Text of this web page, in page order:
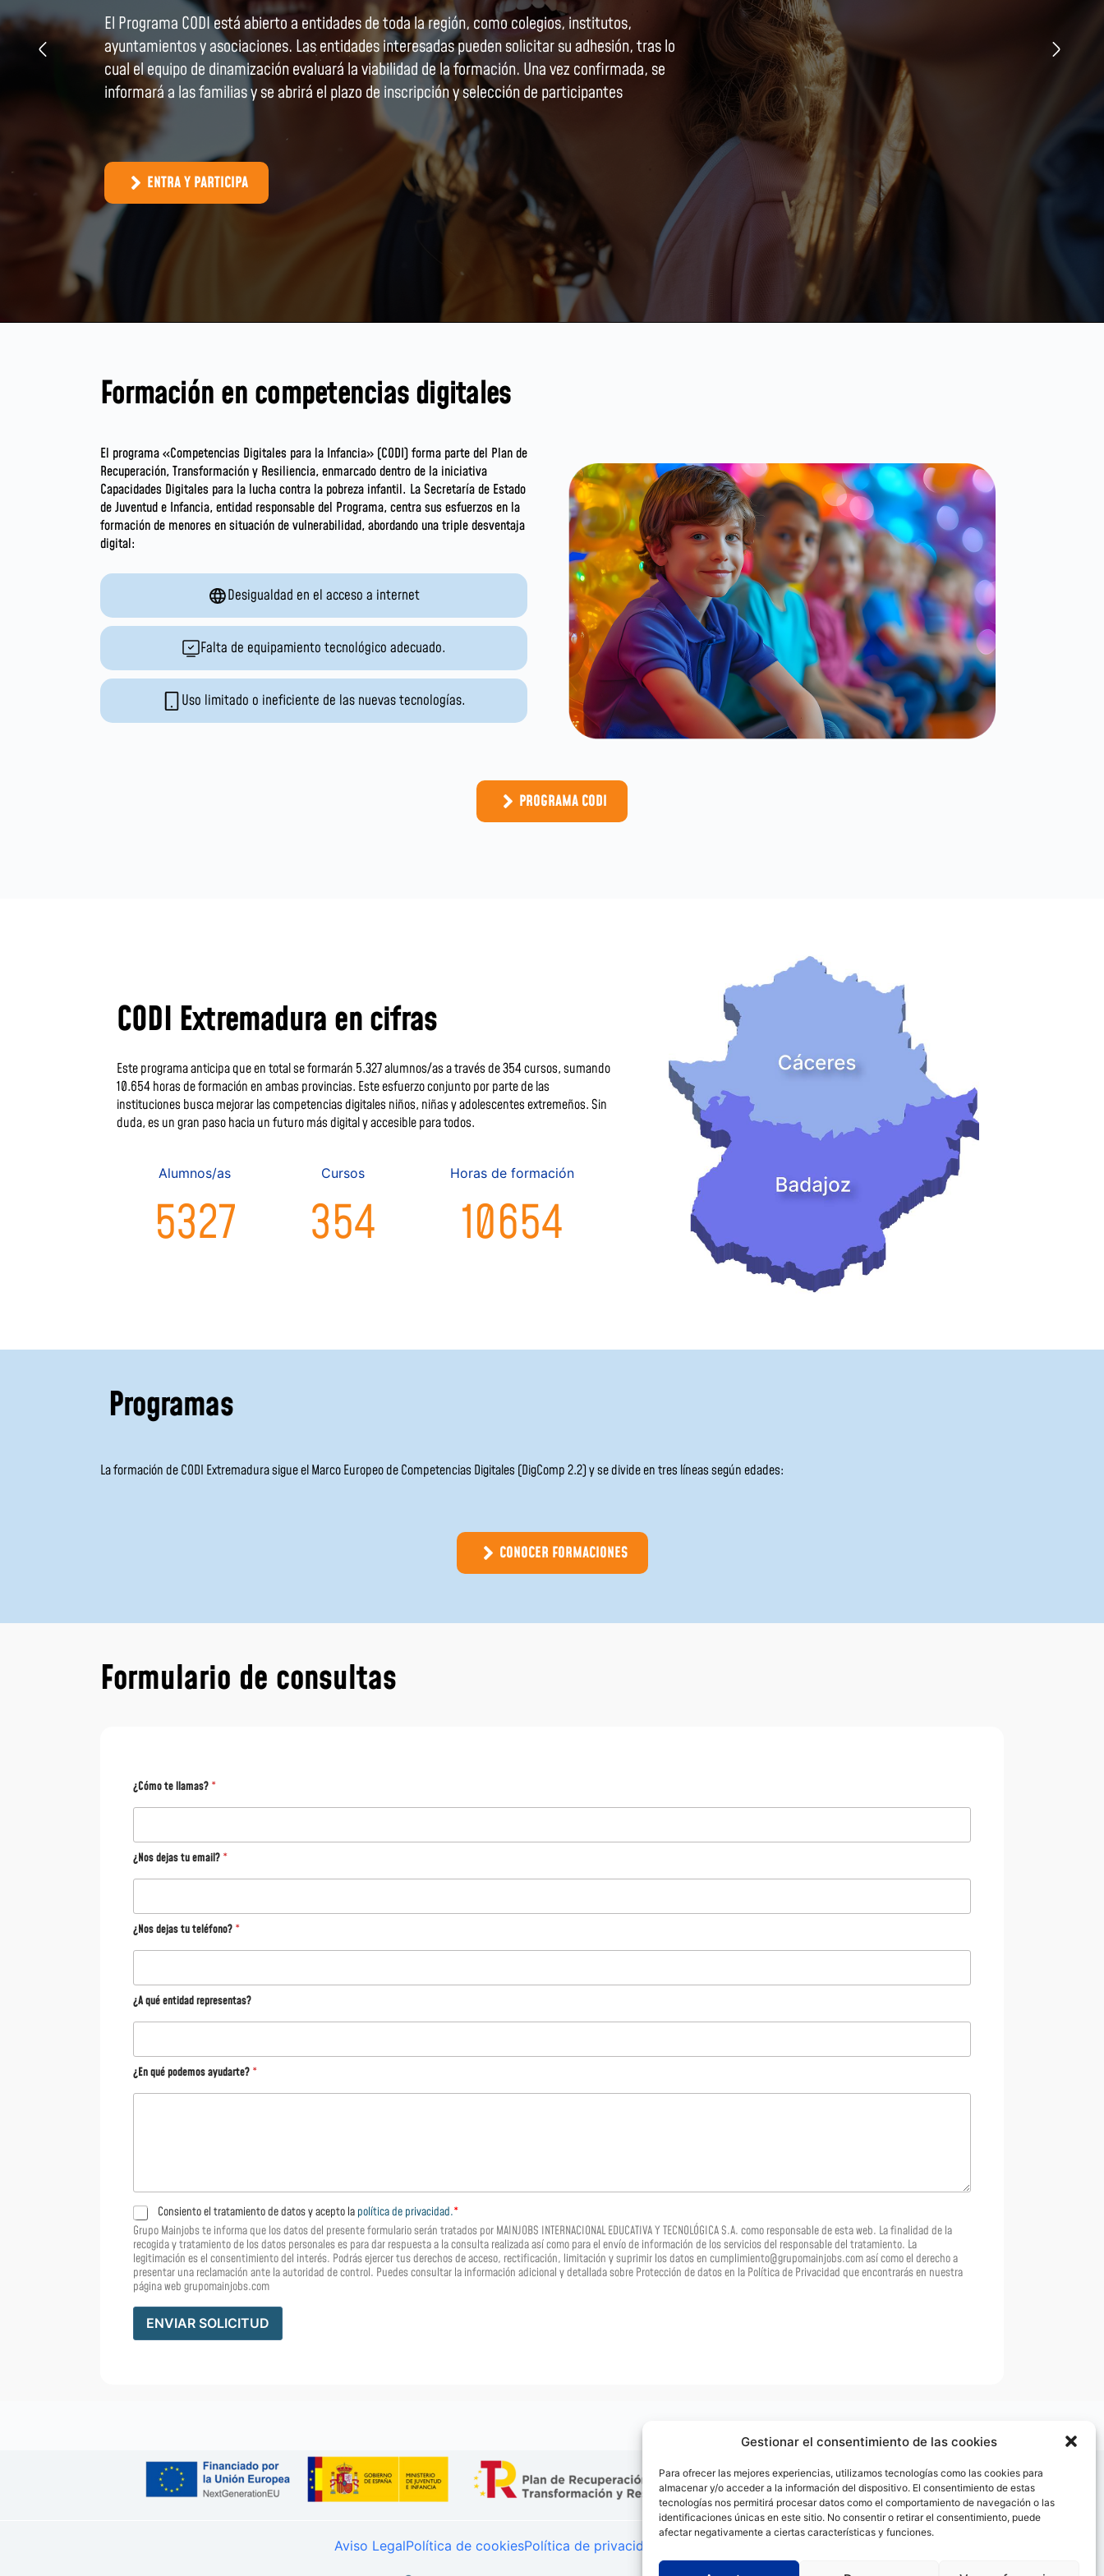
Gestionar el consentimiento de las cookies
Para ofrecer las mejores experiencias, utilizamos tecnologías como las cookies para
almacenar y/o acceder a la información del dispositivo. El consentimiento de estas
tecnologías nos permitirá procesar datos como el comportamiento de navegación o las
identificaciones únicas en este sitio. No consentir o retirar el consentimiento, puede
afectar negativamente a ciertas características y funciones.
La formación en el programa CODI es principalmente presencial, con materiales digitales y
metodologías activas como el juego y el aprendizaje por proyectos, favoreciendo la
participación de menores en situación de vulnerabilidad. Además, el Ministerio ha desarrollado
una Plataforma Digital con recursos didácticos y un curso de formación para formadores de 30
horas.
CONOCE MÁS SOBRE EL PROGRAMA
Formación en competencias digitales
El programa «Competencias Digitales para la Infancia» (CODI) forma parte del Plan de
Recuperación, Transformación y Resiliencia, enmarcado dentro de la iniciativa
Capacidades Digitales para la lucha contra la pobreza infantil. La Secretaría de Estado
de Juventud e Infancia, entidad responsable del Programa, centra sus esfuerzos en la
formación de menores en situación de vulnerabilidad, abordando una triple desventaja
digital:
Desigualdad en el acceso a internet
Falta de equipamiento tecnológico adecuado.
Uso limitado o ineficiente de las nuevas tecnologías.
PROGRAMA CODI
CODI Extremadura en cifras
Este programa anticipa que en total se formarán 5.327 alumnos/as a través de 354 cursos, sumando
10.654 horas de formación en ambas provincias. Este esfuerzo conjunto por parte de las
instituciones busca mejorar las competencias digitales niños, niñas y adolescentes extremeños. Sin
duda, es un gran paso hacia un futuro más digital y accesible para todos.
Alumnos/as
5327
Cursos
354
Horas de formación
10654
Programas
La formación de CODI Extremadura sigue el Marco Europeo de Competencias Digitales (DigComp 2.2) y se divide en tres líneas según edades:
CONOCER FORMACIONES
Formulario de consultas
¿Cómo te llamas? *
¿Nos dejas tu email? *
¿Nos dejas tu teléfono? *
¿A qué entidad representas?
¿En qué podemos ayudarte? *
T
r
a
t
a
m
i
n
Consiento el tratamiento de datos y acepto la política de privacidad.*
Grupo Mainjobs te informa que los datos del presente formulario serán tratados por MAINJOBS INTERNACIONAL EDUCATIVA Y TECNOLÓGICA S.A. como responsable de esta web. La finalidad de la
recogida y tratamiento de los datos personales es para dar respuesta a la consulta realizada así como para el envío de información de los servicios del responsable del tratamiento. La
legitimación es el consentimiento del interés. Podrás ejercer tus derechos de acceso, rectificación, limitación y suprimir los datos en cumplimiento@grupomainjobs.com así como el derecho a
presentar una reclamación ante la autoridad de control. Puedes consultar la información adicional y detallada sobre Protección de datos en la Política de Privacidad que encontrarás en nuestra
página web grupomainjobs.com
ENVIAR SOLICITUD
Aviso LegalPolítica de cookiesPolítica de privacidad